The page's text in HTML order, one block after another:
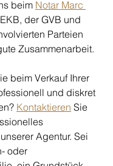
beim Notar Marc
der GVB und
Parteien
Zusammenarbeit.
beim Verkauf Ihrer
und diskret
Kontaktieren Sie
Agentur. Sei
oder